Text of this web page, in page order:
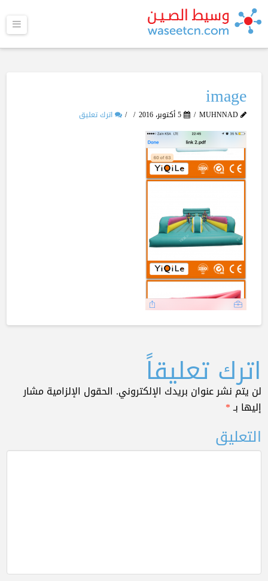
image
MUHNNAD 5 أكتوبر، 2016 اترك تعليق
اترك تعليقاً
لن يتم نشر عنوان بريدك الإلكتروني. الحقول الإلزامية مشار
إليها بـ*
التعليق